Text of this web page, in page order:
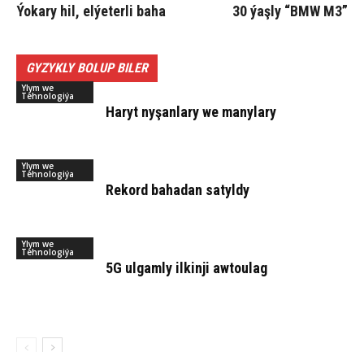
Ýo­ka­ry hil, el­ýe­ter­li ba­ha 30 ýaş­ly “BMW M3”
GYZYKLY BOLUP BILER
Ylym we
Tehnologiýa
Ha­ryt ny­şan­la­ry we ma­ny­la­ry
Ylym we
Tehnologiýa
Rekord bahadan satyldy
Ylym we
Tehnologiýa
5G ulgamly ilkinji awtoulag